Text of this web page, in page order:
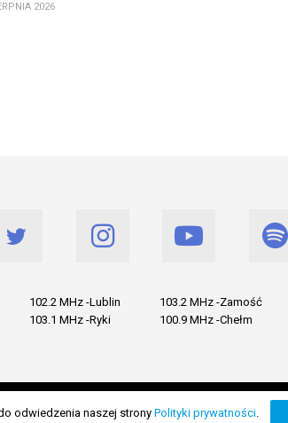
2026
102.2 MHz -Lublin
103.1 MHz -Ryki
103.2 MHz -Zamość
100.9 MHz -Chełm
likwidacji
odwiedzenia naszej strony Polityki prywatności.